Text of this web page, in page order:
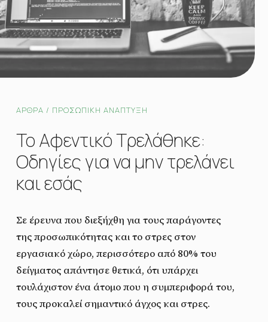
ΆΡΘΡΑ / ΠΡΟΣΩΠΙΚΉ ΑΝΆΠΤΥΞΗ
Το Αφεντικό Τρελάθηκε:
Οδηγίες για να μην τρελάνει
και εσάς
Σε έρευνα που διεξήχθη για τους παράγοντες
της προσωπικότητας και το στρες στον
εργασιακό χώρο, περισσότερο από 80% του
δείγματος απάντησε θετικά, ότι υπάρχει
τουλάχιστον ένα άτομο που η συμπεριφορά του,
τους προκαλεί σημαντικό άγχος και στρες.